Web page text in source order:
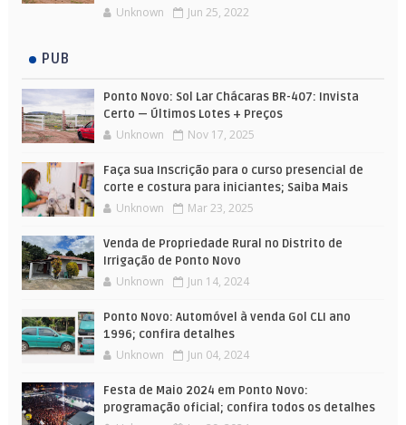
Unknown Jun 25, 2022
PUB
Ponto Novo: Sol Lar Chácaras BR-407: Invista
Certo — Últimos Lotes + Preços
Unknown Nov 17, 2025
Faça sua Inscrição para o curso presencial de
corte e costura para iniciantes; Saiba Mais
Unknown Mar 23, 2025
Venda de Propriedade Rural no Distrito de
Irrigação de Ponto Novo
Unknown Jun 14, 2024
Ponto Novo: Automóvel à venda Gol CLI ano
1996; confira detalhes
Unknown Jun 04, 2024
Festa de Maio 2024 em Ponto Novo:
programação oficial; confira todos os detalhes